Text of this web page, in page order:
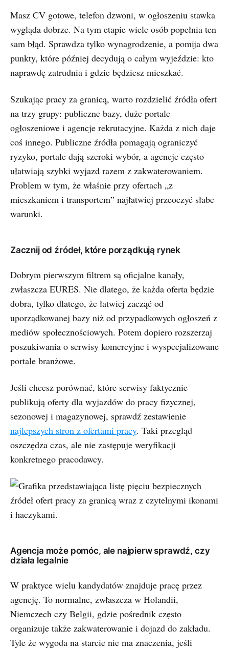
Masz CV gotowe, telefon dzwoni, w ogłoszeniu stawka
wygląda dobrze. Na tym etapie wiele osób popełnia ten
sam błąd. Sprawdza tylko wynagrodzenie, a pomija dwa
punkty, które później decydują o całym wyjeździe: kto
naprawdę zatrudnia i gdzie będziesz mieszkać.
Szukając pracy za granicą, warto rozdzielić źródła ofert
na trzy grupy: publiczne bazy, duże portale
ogłoszeniowe i agencje rekrutacyjne. Każda z nich daje
coś innego. Publiczne źródła pomagają ograniczyć
ryzyko, portale dają szeroki wybór, a agencje często
ułatwiają szybki wyjazd razem z zakwaterowaniem.
Problem w tym, że właśnie przy ofertach „z
mieszkaniem i transportem” najłatwiej przeoczyć słabe
warunki.
Zacznij od źródeł, które porządkują rynek
Dobrym pierwszym filtrem są oficjalne kanały,
zwłaszcza EURES. Nie dlatego, że każda oferta będzie
dobra, tylko dlatego, że łatwiej zacząć od
uporządkowanej bazy niż od przypadkowych ogłoszeń z
mediów społecznościowych. Potem dopiero rozszerzaj
poszukiwania o serwisy komercyjne i wyspecjalizowane
portale branżowe.
Jeśli chcesz porównać, które serwisy faktycznie
publikują oferty dla wyjazdów do pracy fizycznej,
sezonowej i magazynowej, sprawdź zestawienie
najlepszych stron z ofertami pracy. Taki przegląd
oszczędza czas, ale nie zastępuje weryfikacji
konkretnego pracodawcy.
Agencja może pomóc, ale najpierw sprawdź, czy
działa legalnie
W praktyce wielu kandydatów znajduje pracę przez
agencję. To normalne, zwłaszcza w Holandii,
Niemczech czy Belgii, gdzie pośrednik często
organizuje także zakwaterowanie i dojazd do zakładu.
Tyle że wygoda na starcie nie ma znaczenia, jeśli